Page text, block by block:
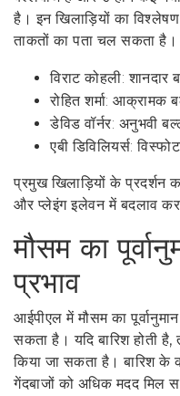
है। इन खिलाड़ियों का
ताकतों का पता चल सकता है।
विराट कोहली: शानदार
रोहित शर्मा: आक्रामक
डेविड वॉर्नर: अनुभवी
एबी डिविलियर्स:
प्रमुख खिलाड़ियों के प्रदर्शन
और प्लेइंग इलेवन में बदलाव
मौसम का
प्रभाव
आईपीएल में मौसम का
सकता है। यदि बारिश होती है,
किया जा सकता है। बारिश के
गेंदबाजों को अधिक मदद मिल